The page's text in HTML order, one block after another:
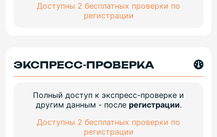
Доступны 2 бесплатных проверки по
регистрации
ЭКСПРЕСС-ПРОВЕРКА
Полный доступ к экспресс-проверке и
другим данным - после регистрации.
Доступны 2 бесплатных проверки по
регистрации